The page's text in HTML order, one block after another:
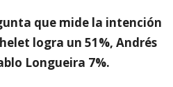
que mide la intención
logra un 51%, Andrés
Longueira 7%.